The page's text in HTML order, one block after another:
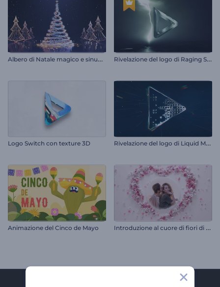
A
lbero di Natale magico e sinuoso R
ivelazione del logo di Raging Storm
Logo Switch con texture 3D R
ivelazione del logo di Liquid Metal
Animazione del Cinco de Mayo I
ntroduzione al cuore di fiori di San Valentino